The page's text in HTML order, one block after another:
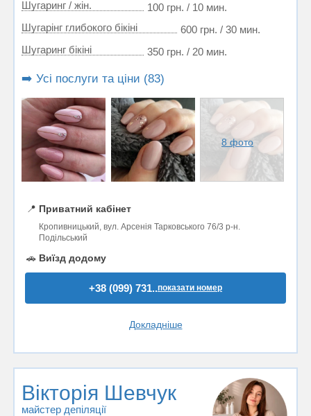
Шугаринг / жін.
100 грн. / 10 мин.
Шугарінг глибокого бікіні
600 грн. / 30 мин.
Шугаринг бікіні
350 грн. / 20 мин.
➡️ Усі послуги та ціни (83)
8 фото
📍 Приватний кабінет
Кропивницький, вул. Арсенія Тарковського 76/3 р-н.
Подільський
🚗 Виїзд додому
+38 (099) 731..показати номер
Докладніше
Вікторія Шевчук
майстер депіляції